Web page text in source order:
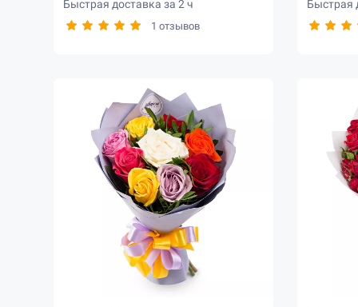
78
77
404
Быстрая доставка за 2 ч
1 отзывов
Быстрая